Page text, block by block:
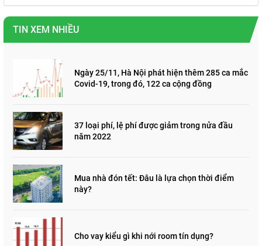
TIN XEM NHIỀU
Ngày 25/11, Hà Nội phát hiện thêm 285 ca mắc
Covid-19, trong đó, 122 ca cộng đồng
37 loại phí, lệ phí được giảm trong nửa đầu
năm 2022
Mua nhà đón tết: Đâu là lựa chọn thời điểm
này?
Cho vay kiểu gì khi nới room tín dụng?